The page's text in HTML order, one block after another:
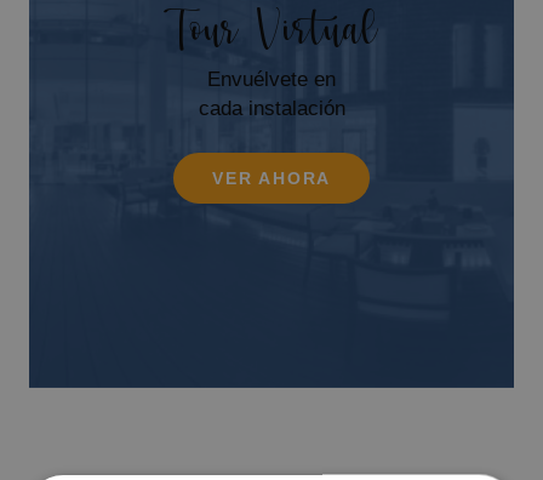
Tour Virtual
Envuélvete en
cada instalación
VER AHORA